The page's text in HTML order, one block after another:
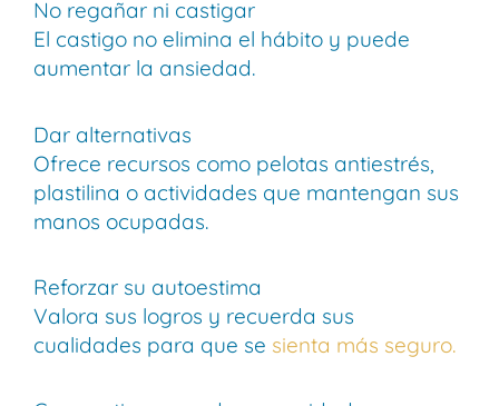
No regañar ni castigar
El castigo no elimina el hábito y puede
aumentar la ansiedad.
Dar alternativas
Ofrece recursos como pelotas antiestrés,
plastilina o actividades que mantengan sus
manos ocupadas.
Reforzar su autoestima
Valora sus logros y recuerda sus
cualidades para que se sienta más seguro.